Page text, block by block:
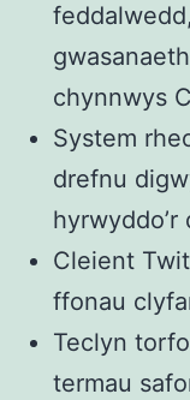
chynnwys
System
drefnu
Cleient
ffonau
Teclyn
termau